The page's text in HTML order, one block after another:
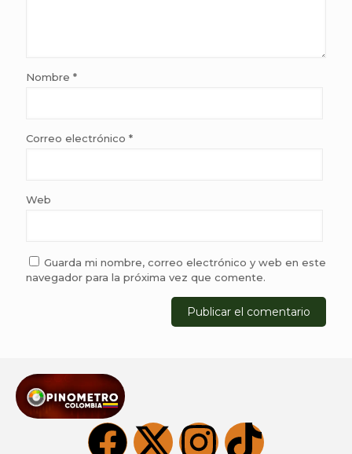
Nombre *
Correo electrónico *
Web
Guarda mi nombre, correo electrónico y web en este
navegador para la próxima vez que comente.